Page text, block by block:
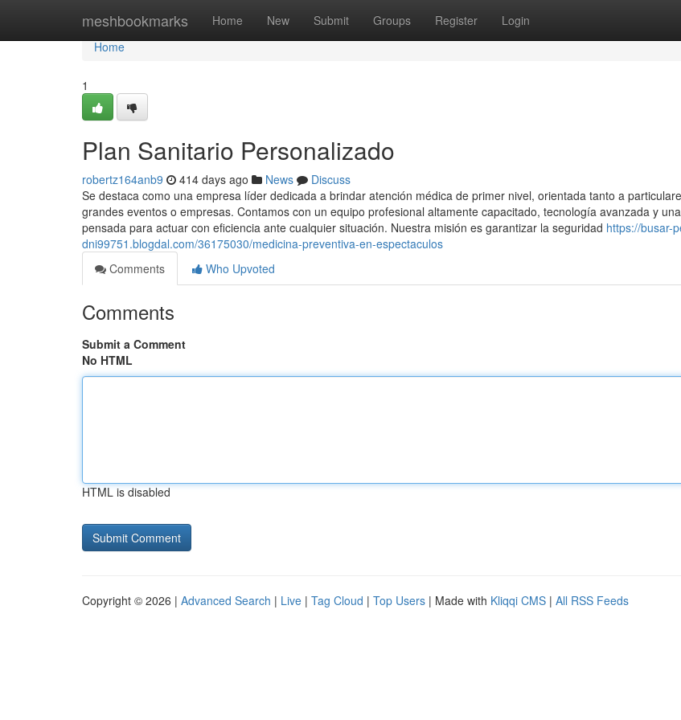
meshbookmarks Home New Submit Groups Register Login
Home
Home
1
Plan Sanitario Personalizado
robertz164anb9 414 days ago News
Discuss
Se destaca como una empresa líder dedicada a brindar atención médica de primer nivel, orientada tanto a
grandes eventos o empresas. Contamos con un equipo profesional altamente capacitado, tecnología avanzada y
pensada para actuar con eficiencia ante cualquier situación. Nuestra misión es garantizar la seguridad https://busar-
dni99751.blogdal.com/36175030/medicina-preventiva-en-espectaculos
Comments
Who Upvoted
Comments
Submit a Comment
No HTML
HTML is disabled
Copyright © 2026 | Advanced Search | Live | Tag Cloud | Top Users | Made with Kliqqi CMS | All RSS Feeds